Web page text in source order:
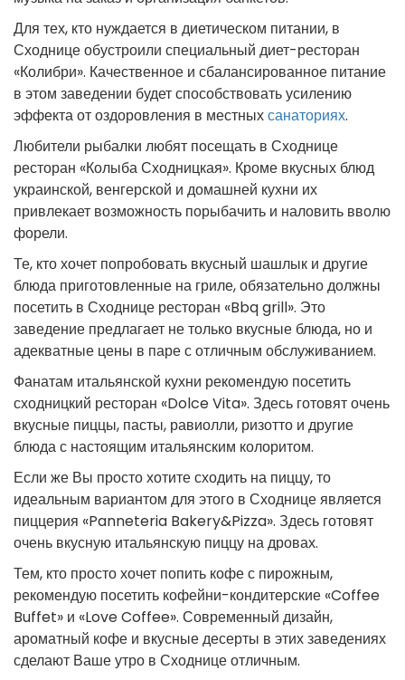
Для тех, кто нуждается в диетическом питании, в
Сходнице обустроили специальный диет-ресторан
«Колибри». Качественное и сбалансированное питание
в этом заведении будет способствовать усилению
эффекта от оздоровления в местныхсанаториях.
Любители рыбалки любят посещать в Сходнице
ресторан «Колыба Сходницкая». Кроме вкусных блюд
украинской, венгерской и домашней кухни их
привлекает возможность порыбачить и наловить вволю
форели.
Те, кто хочет попробовать вкусный шашлык и другие
блюда приготовленные на гриле, обязательно должны
посетить в Сходнице ресторан «Bbq grill». Это
заведение предлагает не только вкусные блюда, но и
адекватные цены в паре с отличным обслуживанием.
Фанатам итальянской кухни рекомендую посетить
сходницкий ресторан «Dolce Vita». Здесь готовят очень
вкусные пиццы, пасты, равиолли, ризотто и другие
блюда с настоящим итальянским колоритом.
Если же Вы просто хотите сходить на пиццу, то
идеальным вариантом для этого в Сходнице является
пиццерия «Panneteria Bakery&Pizza». Здесь готовят
очень вкусную итальянскую пиццу на дровах.
Тем, кто просто хочет попить кофе с пирожным,
рекомендую посетить кофейни-кондитерские «Coffee
Buffet» и «Love ️Coffee». Современный дизайн,
ароматный кофе и вкусные десерты в этих заведениях
сделают Ваше утро в Сходнице отличным.